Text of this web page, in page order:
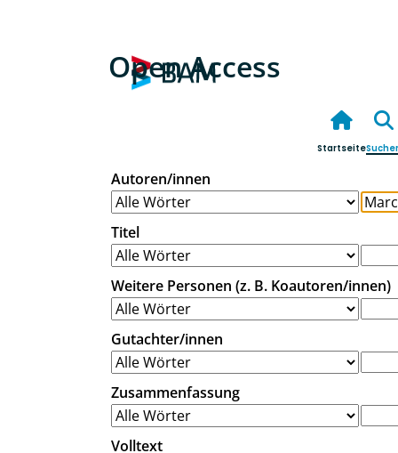
Open Access
Startseite
Autoren/innen
Titel
Weitere Personen (z. B. Koautoren/innen)
Gutachter/innen
Zusammenfassung
Volltext